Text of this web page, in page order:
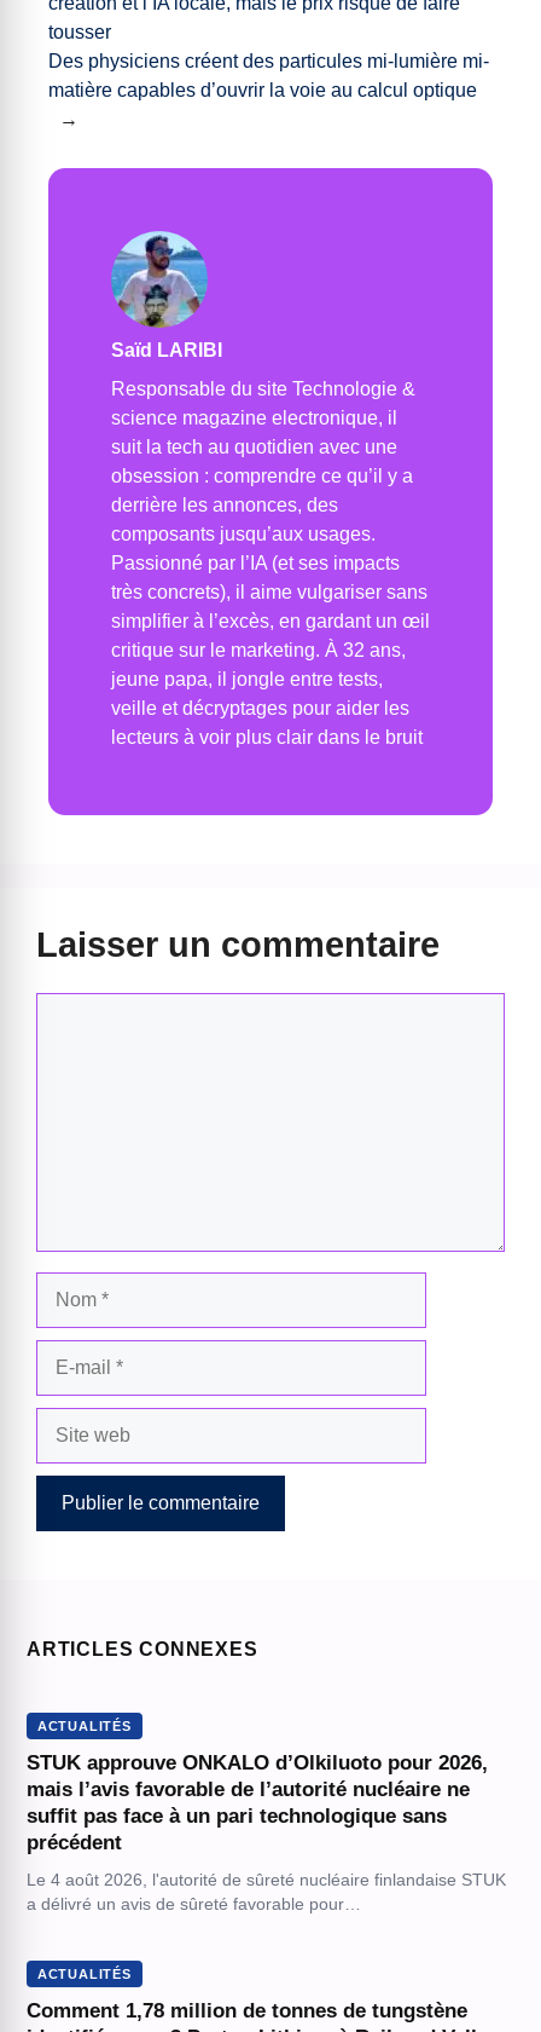
tousser
Des physiciens créent des particules mi-lumière mi-
matière capables d’ouvrir la voie au calcul optique
→
Saïd LARIBI
Responsable du site Technologie &
science magazine electronique, il
suit la tech au quotidien avec une
obsession : comprendre ce qu’il y a
derrière les annonces, des
composants jusqu’aux usages.
Passionné par l’IA (et ses impacts
très concrets), il aime vulgariser sans
simplifier à l’excès, en gardant un œil
critique sur le marketing. À 32 ans,
jeune papa, il jongle entre tests,
veille et décryptages pour aider les
lecteurs à voir plus clair dans le bruit
Laisser un commentaire
ARTICLES CONNEXES
ACTUALITÉS
STUK approuve ONKALO d’Olkiluoto pour 2026,
mais l’avis favorable de l’autorité nucléaire ne
suffit pas face à un pari technologique sans
précédent
Le 4 août 2026, l'autorité de sûreté nucléaire finlandaise STUK
a délivré un avis de sûreté favorable pour…
ACTUALITÉS
Comment 1,78 million de tonnes de tungstène